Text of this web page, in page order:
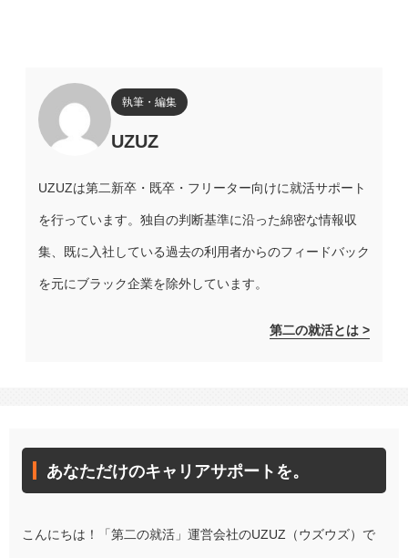
執筆・編集
UZUZ
UZUZは第二新卒・既卒・フリーター向けに就活サポート
を行っています。独自の判断基準に沿った綿密な情報収
集、既に入社している過去の利用者からのフィードバック
を元にブラック企業を除外しています。
第二の就活とは >
あなただけのキャリアサポートを。
こんにちは！「第二の就活」運営会社のUZUZ（ウズウズ）で